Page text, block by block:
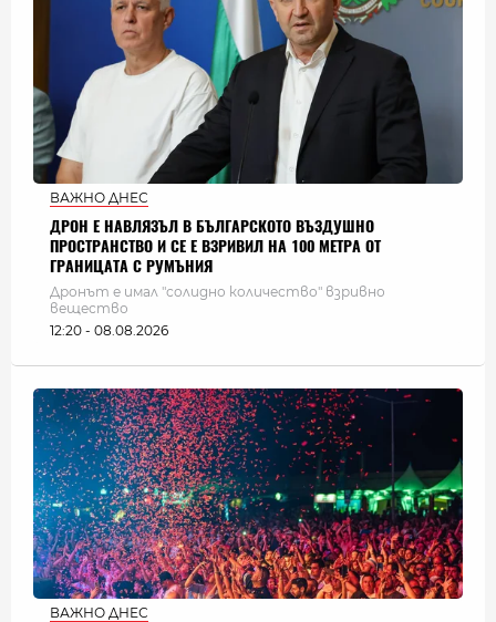
ВАЖНО ДНЕС
ДРОН Е НАВЛЯЗЪЛ В БЪЛГАРСКОТО ВЪЗДУШНО
ПРОСТРАНСТВО И СЕ Е ВЗРИВИЛ НА 100 МЕТРА ОТ
ГРАНИЦАТА С РУМЪНИЯ
Дронът е имал "солидно количество" взривно
вещество
12:20 - 08.08.2026
ВАЖНО ДНЕС